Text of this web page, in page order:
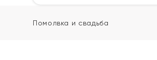
Помолвка и свадьба